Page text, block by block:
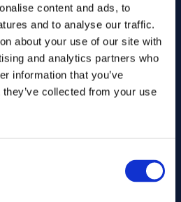
content and ads, to
and to analyse our traffic.
about your use of our site with
and analytics partners who
information that you’ve
collected from your use
wytrzymałości na wysokie
grzewcze
temperatury i atmosfery
i utlenianie
i doskonale nadaje się do
wysokich temperatur.
item
us here for order